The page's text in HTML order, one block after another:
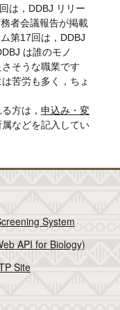
は，DDBJ リリー
者会議報告が掲載
第17回は，DDBJ
は誰のモノ
そうな職業です
苦労も多く，ちょ
方は， 申込み・変
などを記入してい
System
API for Biology)
Site